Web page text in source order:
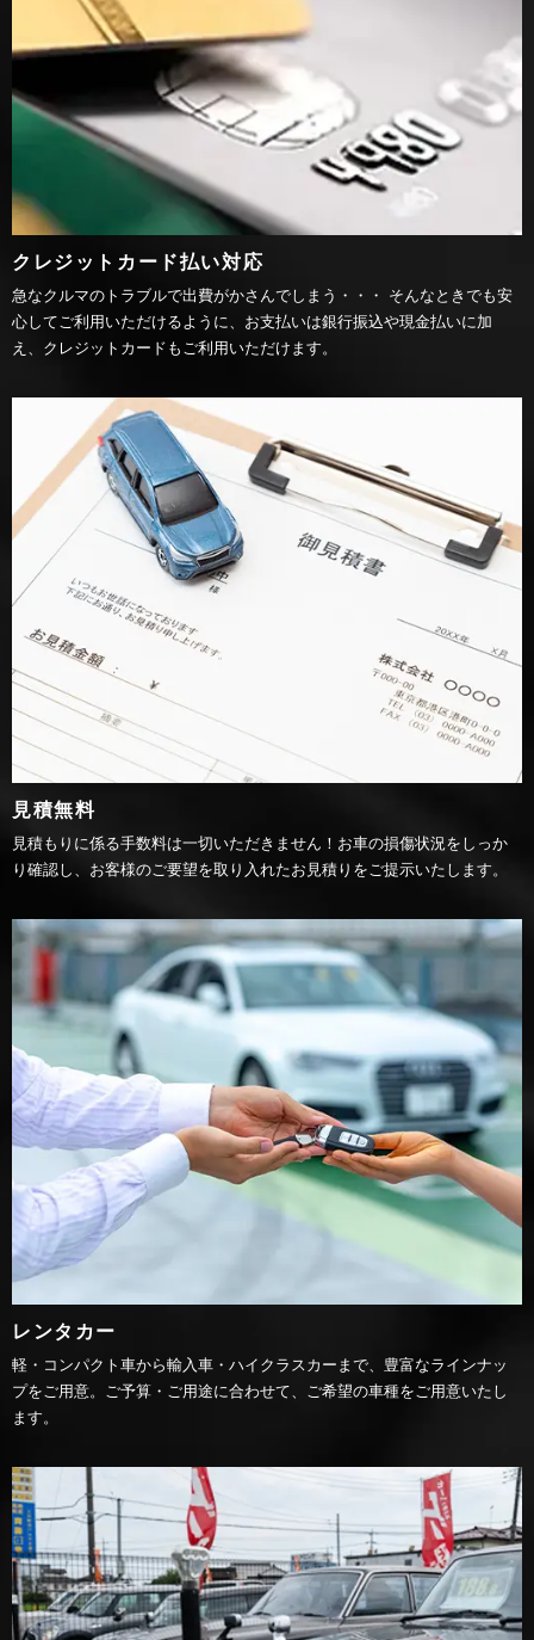
クレジットカード払い対応
急なクルマのトラブルで出費がかさんでしまう・・・ そんなときでも安
心してご利用いただけるように、お支払いは銀行振込や現金払いに加
え、クレジットカードもご利用いただけます。
見積無料
見積もりに係る手数料は一切いただきません！お車の損傷状況をしっか
り確認し、お客様のご要望を取り入れたお見積りをご提示いたします。
レンタカー
軽・コンパクト車から輸入車・ハイクラスカーまで、豊富なラインナッ
プをご用意。ご予算・ご用途に合わせて、ご希望の車種をご用意いたし
ます。